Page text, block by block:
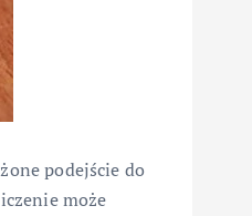
podejście do
może